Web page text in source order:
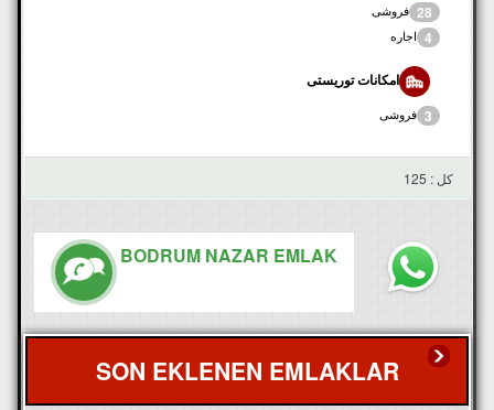
فروشی 28
اجاره 4
امکانات توریستی
فروشی 3
کل : 125
BODRUM NAZAR EMLAK
SON EKLENEN EMLAKLAR